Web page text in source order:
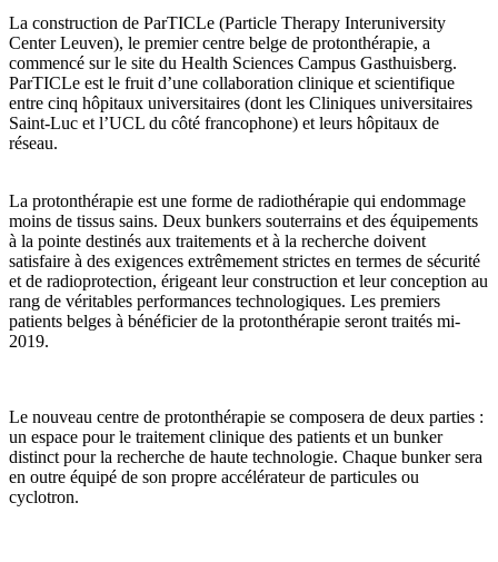
La construction de ParTICLe (Particle Therapy Interuniversity
Center Leuven), le premier centre belge de protonthérapie, a
commencé sur le site du Health Sciences Campus Gasthuisberg.
ParTICLe est le fruit d’une collaboration clinique et scientifique
entre cinq hôpitaux universitaires (dont les Cliniques universitaires
Saint-Luc et l’UCL du côté francophone) et leurs hôpitaux de
réseau.
La protonthérapie est une forme de radiothérapie qui endommage
moins de tissus sains. Deux bunkers souterrains et des équipements
à la pointe destinés aux traitements et à la recherche doivent
satisfaire à des exigences extrêmement strictes en termes de sécurité
et de radioprotection, érigeant leur construction et leur conception au
rang de véritables performances technologiques. Les premiers
patients belges à bénéficier de la protonthérapie seront traités mi-
2019.
Le nouveau centre de protonthérapie se composera de deux parties :
un espace pour le traitement clinique des patients et un bunker
distinct pour la recherche de haute technologie. Chaque bunker sera
en outre équipé de son propre accélérateur de particules ou
cyclotron.